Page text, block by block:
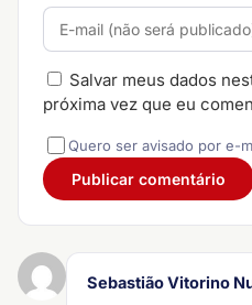
Salvar meus dados
próxima vez que eu
Quero ser avisado por e-
Sebastião Vitorino